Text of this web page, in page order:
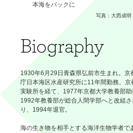
本海をバックに
写真：大西成明
1930年6月29日青森県弘前市生まれ。京
庁日本海区水産研究所に11年間勤務。
実験所を経て、1977年京都大学教養部助
1992年教養部が総合人間学部へと改組
り、1994年退官。
海の生き物を相手とする海洋生物学者で